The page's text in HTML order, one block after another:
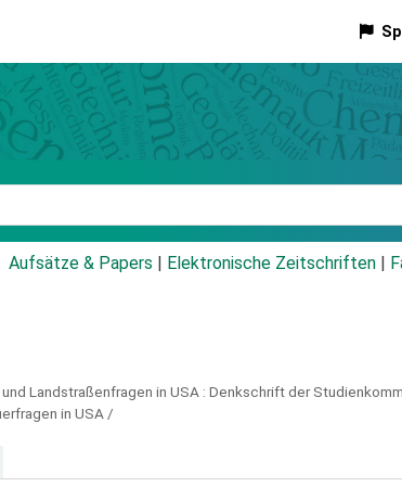
Aufsätze & Papers Elektronische Zeitschriften
Landstraßenfragen in USA : Denkschrift der
in USA /